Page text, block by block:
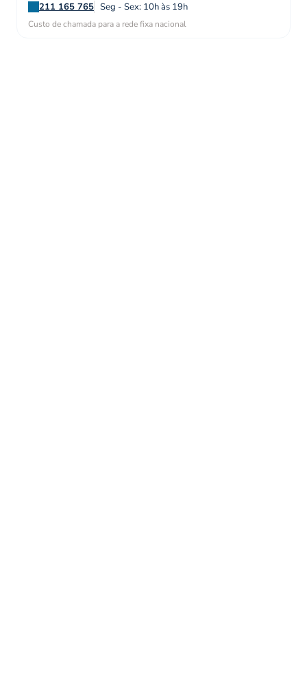
211 165 765 Seg - Sex: 10h às 19h
Custo de chamada para a rede fixa nacional